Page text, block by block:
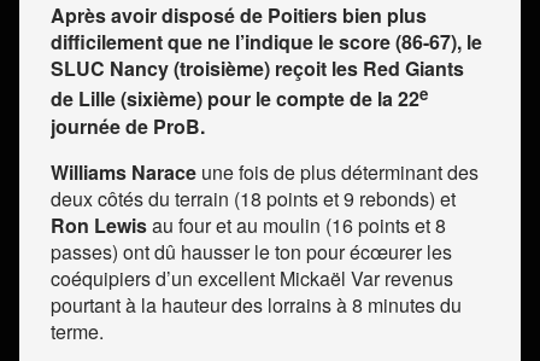
Après avoir disposé de Poitiers bien plus
difficilement que ne l’indique le score (86-67), le
SLUC Nancy (troisième) reçoit les Red Giants
de Lille (sixième) pour le compte de la 22e
journée de ProB.
Williams Narace une fois de plus déterminant des
deux côtés du terrain (18 points et 9 rebonds) et
Ron Lewisau four et au moulin (16 points et 8
passes) ont dû hausser le ton pour écœurer les
coéquipiers d’un excellent Mickaël Var revenus
pourtant à la hauteur des lorrains à 8 minutes du
terme.